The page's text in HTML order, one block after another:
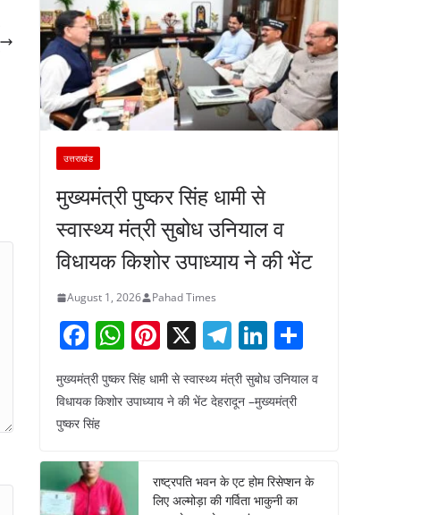
उत्तराखंड
मुख्यमंत्री पुष्कर सिंह धामी से
स्वास्थ्य मंत्री सुबोध उनियाल व
विधायक किशोर उपाध्याय ने की भेंट
August 1, 2026 Pahad Times
F
a
c
e
o
o
W
h
at
p
Pi
nt
er
X T
el
e
gr
m
Li
n
k
n
ar
मुख्यमंत्री पुष्कर सिंह धामी से स्वास्थ्य मंत्री सुबोध उनियाल व
विधायक किशोर उपाध्याय ने की भेंट देहरादून –मुख्यमंत्री
पुष्कर सिंह
राष्ट्रपति भवन के एट होम रिसेप्शन के
लिए अल्मोड़ा की गर्विता भाकुनी का